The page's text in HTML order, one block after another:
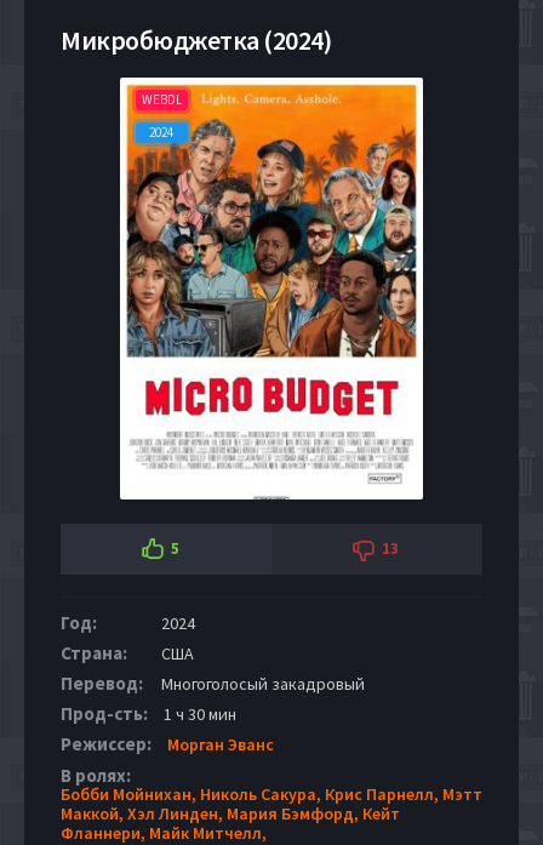
Микробюджетка (2024)
WEBDL
2024
5 13
Год: 2024
Страна: США
Перевод: Многоголосый закадровый
Прод-сть: 1 ч 30 мин
Режиссер: Морган Эванс
В ролях:
Бобби Мойнихан, Николь Сакура, Крис Парнелл, Мэтт
Маккой, Хэл Линден, Мария Бэмфорд, Кейт
Фланнери, Майк Митчелл,